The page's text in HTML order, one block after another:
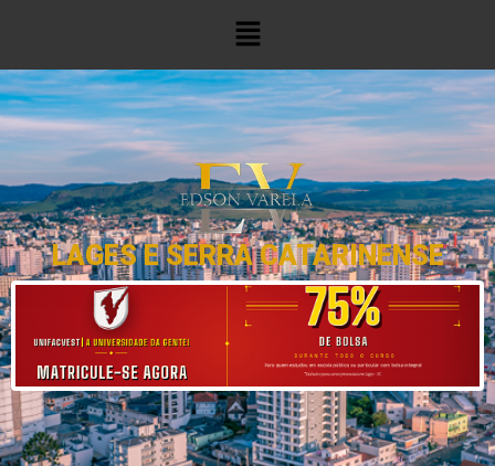
LAGES E SERRA CATARINENSE